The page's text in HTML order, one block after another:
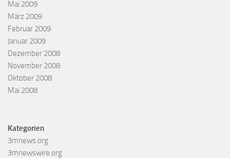
Mai 2009
März 2009
Februar 2009
Januar 2009
Dezember 2008
November 2008
Oktober 2008
Mai 2008
Kategorien
3mnews.org
3mnewswire.org